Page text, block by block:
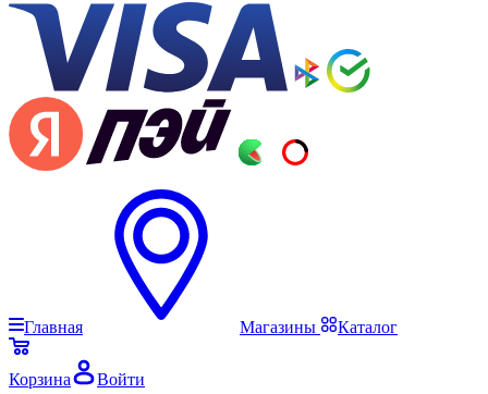
Главная Магазины Каталог
Корзина Войти